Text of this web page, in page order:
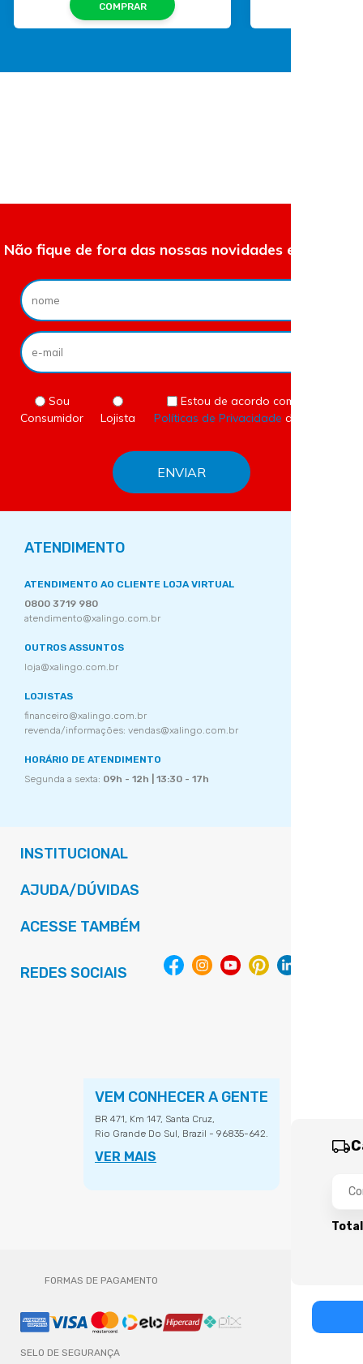
COMPRAR
Não fique de fora das nossas novidades e ofertas.
Sou
Consumidor
Lojista
Estou de acordo com as
Políticas de Privacidade do site.
ATENDIMENTO
ATENDIMENTO AO CLIENTE LOJA VIRTUAL
0800 3719 980
atendimento@xalingo.com.br
OUTROS ASSUNTOS
loja@xalingo.com.br
LOJISTAS
financeiro@xalingo.com.br
revenda/informações: vendas@xalingo.com.br
HORÁRIO DE ATENDIMENTO
Segunda a sexta: 09h - 12h | 13:30 - 17h
INSTITUCIONAL
AJUDA/DÚVIDAS
ACESSE TAMBÉM
REDES SOCIAIS
VEM CONHECER A GENTE
BR 471, Km 147, Santa Cruz,
Rio Grande Do Sul, Brazil - 96835-642.
VER MAIS
FORMAS DE PAGAMENTO
SELO DE SEGURANÇA